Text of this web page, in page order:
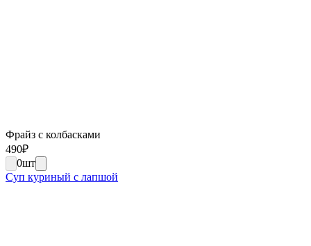
Фрайз с колбасками
490₽
0шт
Суп куриный с лапшой